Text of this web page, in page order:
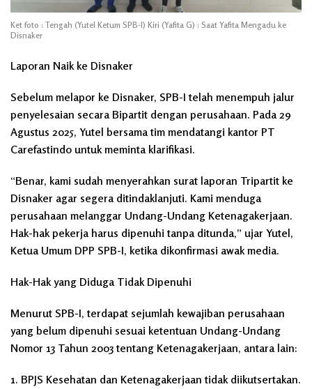
Ket foto : Tengah (Yutel Ketum SPB-I) Kiri (Yafita G) : Saat Yafita Mengadu ke
Disnaker
Laporan Naik ke Disnaker
Sebelum melapor ke Disnaker, SPB-I telah menempuh jalur
penyelesaian secara Bipartit dengan perusahaan. Pada 29
Agustus 2025, Yutel bersama tim mendatangi kantor PT
Carefastindo untuk meminta klarifikasi.
“Benar, kami sudah menyerahkan surat laporan Tripartit ke
Disnaker agar segera ditindaklanjuti. Kami menduga
perusahaan melanggar Undang-Undang Ketenagakerjaan.
Hak-hak pekerja harus dipenuhi tanpa ditunda,” ujar Yutel,
Ketua Umum DPP SPB-I, ketika dikonfirmasi awak media.
Hak-Hak yang Diduga Tidak Dipenuhi
Menurut SPB-I, terdapat sejumlah kewajiban perusahaan
yang belum dipenuhi sesuai ketentuan Undang-Undang
Nomor 13 Tahun 2003 tentang Ketenagakerjaan, antara lain:
1. BPJS Kesehatan dan Ketenagakerjaan tidak diikutsertakan.